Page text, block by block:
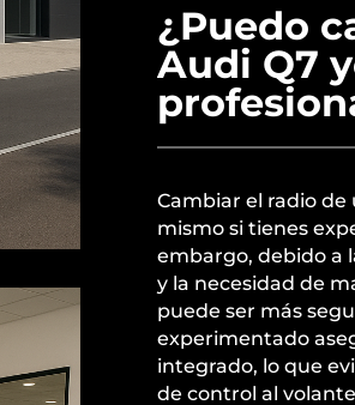
¿Puedo
Audi Q7
Cambiar el radio
mismo si tienes
embargo, debido a
y la necesidad de
puede ser más
experimentado
integrado, lo que
de control al